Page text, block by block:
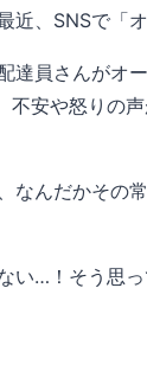
、SNSで「
達員さんがオ
安や怒りの
なんだかそ
い…！そう思